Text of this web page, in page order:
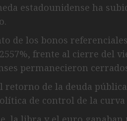
estadounidense ha
de los bonos
frente al cierre del
permanecieron
retorno de la deuda
de control de la